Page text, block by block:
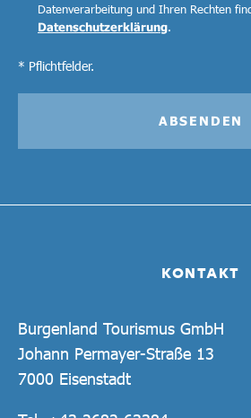
KONTAKT
Burgenland Tourismus GmbH
Johann Permayer-Straße 13
7000 Eisenstadt
Datenverarbeitung und Ihren Rechten
Datenschutzerklärung.
* Pflichtfelder.
ABSENDEN